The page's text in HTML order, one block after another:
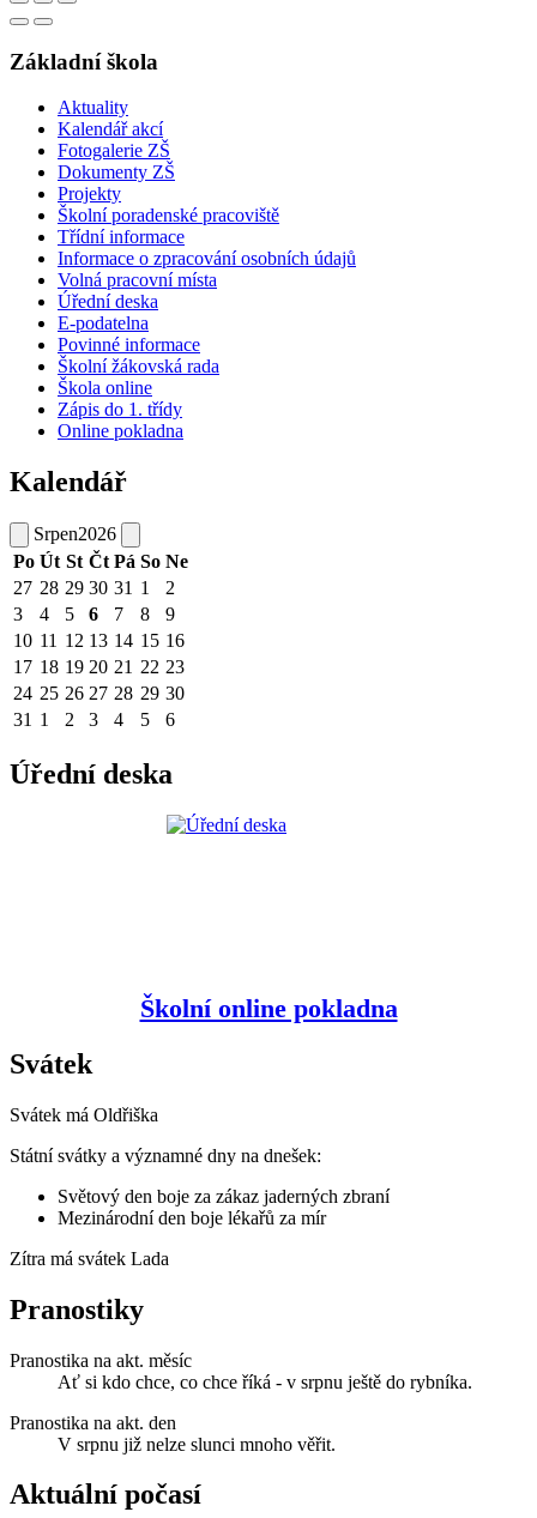
Základní škola
Aktuality
Kalendář akcí
Fotogalerie ZŠ
Dokumenty ZŠ
Projekty
Školní poradenské pracoviště
Třídní informace
Informace o zpracování osobních údajů
Volná pracovní místa
Úřední deska
E-podatelna
Povinné informace
Školní žákovská rada
Škola online
Zápis do 1. třídy
Online pokladna
Kalendář
Srpen2026
Po Út St Čt Pá So Ne
27 28 29 30 31 1
2
3
4 5 6 7 8
9
10 11 12 13 14 15 16
17 18 19 20 21 22 23
24 25 26 27 28 29 30
31 1 2 3 4 5 6
Úřední deska
Školní online pokladna
Svátek
Svátek má Oldřiška
Státní svátky a významné dny na dnešek:
Světový den boje za zákaz jaderných zbraní
Mezinárodní den boje lékařů za mír
Zítra má svátek Lada
Pranostiky
Pranostika na akt. měsíc
Ať si kdo chce, co chce říká - v srpnu ještě do rybníka.
Pranostika na akt. den
V srpnu již nelze slunci mnoho věřit.
Aktuální počasí